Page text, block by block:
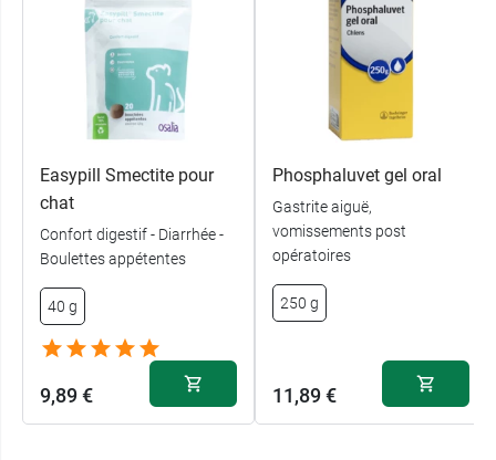
Easypill Smectite pour
chat
Confort digestif - Diarrhée -
Boulettes appétentes
40 g
9,89 €
Phosphaluvet gel oral
Gastrite aiguë,
vomissements post
opératoires
250 g
11,89 €